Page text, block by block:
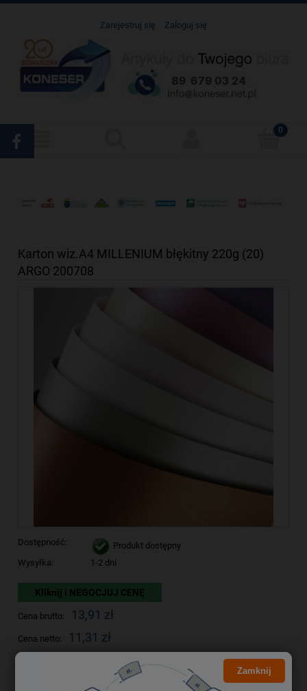
Zarejestruj się Zaloguj się
Karton wiz.A4 MILLENIUM błękitny 220g (20)
ARGO 200708
Dostępność:
Produkt dostępny
Wysyłka:
1-2 dni
Kliknij i NEGOCJUJ CENĘ
Cena brutto: 13,91 zł
Cena netto: 11,31 zł
do koszyka
Zamknij